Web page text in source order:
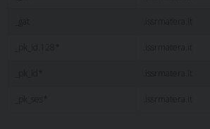
_pk_id.128* .issrmatera.it
.issrmatera.it